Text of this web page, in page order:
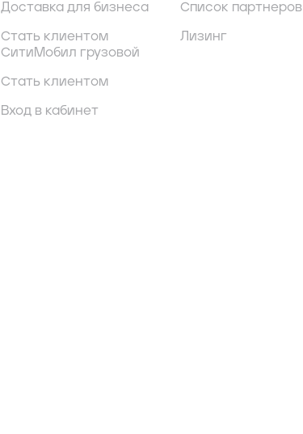
Доставка для бизнеса
Стать клиентом
СитиМобил грузовой
Стать клиентом
Вход в кабинет
Список партнеров
Лизинг